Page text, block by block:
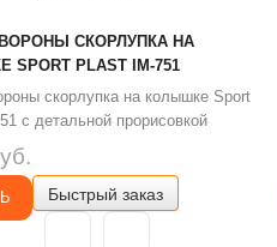
СКОРЛУПКА НА
PLAST IM-751
скорлупка на колышке Sport
с детальной прорисовкой
и натуральной окраской
живую птицу и помогают на
большую
стаи птиц разных видов.
Быстрый заказ